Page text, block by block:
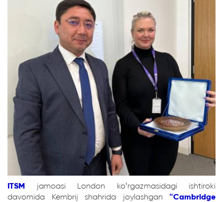
ITSM jamoasi London koʻrgazmasidagi ishtiroki
davomida Kembrij shahrida joylashgan “Cambridge